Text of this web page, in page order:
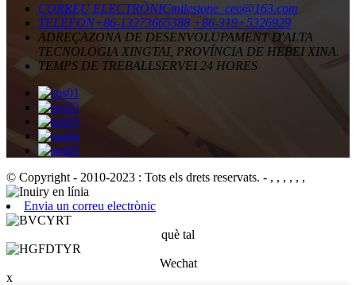
CORREU ELECTRÒNICmilestone_ceo@163.com
TELÈFON+86-13273665388 +86-319+5326929
ADREÇAZONA DE DESENVOLUPAMENT D'ALTA
TECNOLOGIA XINGTAI, PROVÍNCIA DE HEBEI XINA.
TEMPS DE TREBALLSERVEI 24 HORES
© Copyright - 2010-2023 : Tots els drets reservats. - , , , , , ,
Envia un correu electrònic
què tal
Wechat
x